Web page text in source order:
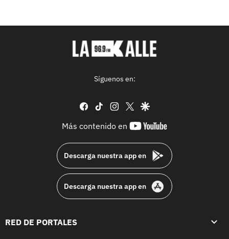
Síguenos en:
facebook
tiktok instagram
twittergoogle
Más contenido en
youtube-
Descarga nuestra app en
Descarga nuestra app en
RED DE PORTALES